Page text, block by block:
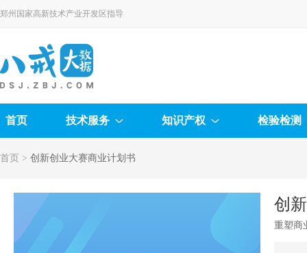
郑州国家高新技术产业开发区指导
首页 技术服务 知识产权 检验检测
首页 > 创新创业大赛商业计划书
创
重塑商